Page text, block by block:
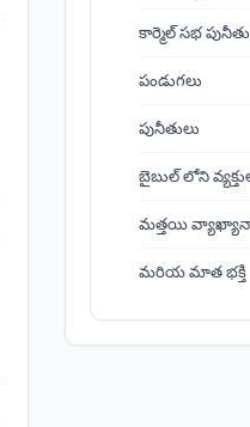
కార్మెల్ సభ
పండుగలు
పునీతులు
బైబుల్ లోని
మత్తయి
మరియ మాత భక్తి